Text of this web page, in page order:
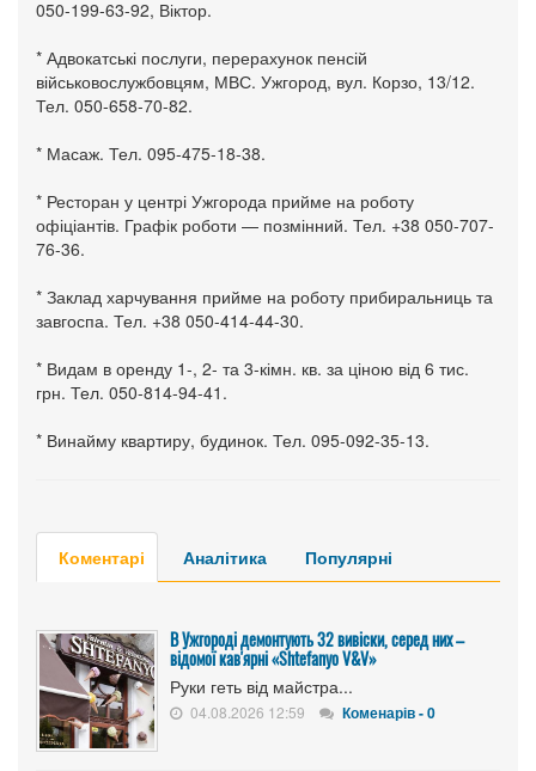
050-199-63-92, Віктор.
* Адвокатські послуги, перерахунок пенсій
військовослужбовцям, МВС. Ужгород, вул. Корзо, 13/12.
Тел. 050-658-70-82.
* Масаж. Тел. 095-475-18-38.
* Ресторан у центрі Ужгорода прийме на роботу
офіціантів. Графік роботи — позмінний. Тел. +38 050-707-
76-36.
* Заклад харчування прийме на роботу прибиральниць та
завгоспа. Тел. +38 050-414-44-30.
* Видам в оренду 1-, 2- та 3-кімн. кв. за ціною від 6 тис.
грн. Тел. 050-814-94-41.
* Винайму квартиру, будинок. Тел. 095-092-35-13.
Коментарі Аналітика Популярні
В Ужгороді демонтують 32 вивіски, серед них –
відомої кав'ярні «Shtefanyo V&V»
Руки геть від майстра...
04.08.2026 12:59 Коменарів - 0